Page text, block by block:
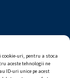
uri, pentru a stoca
aceste tehnologii ne
ID-uri unice pe acest